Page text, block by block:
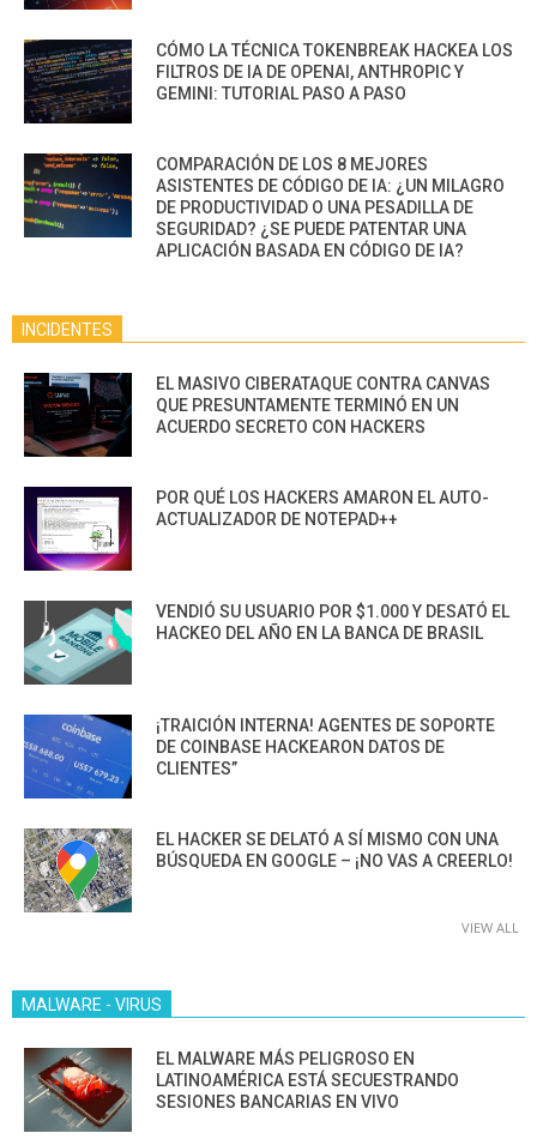
CÓMO LA TÉCNICA TOKENBREAK HACKEA LOS
FILTROS DE IA DE OPENAI, ANTHROPIC Y
GEMINI: TUTORIAL PASO A PASO
COMPARACIÓN DE LOS 8 MEJORES
ASISTENTES DE CÓDIGO DE IA: ¿UN MILAGRO
DE PRODUCTIVIDAD O UNA PESADILLA DE
SEGURIDAD? ¿SE PUEDE PATENTAR UNA
APLICACIÓN BASADA EN CÓDIGO DE IA?
INCIDENTES
EL MASIVO CIBERATAQUE CONTRA CANVAS
QUE PRESUNTAMENTE TERMINÓ EN UN
ACUERDO SECRETO CON HACKERS
POR QUÉ LOS HACKERS AMARON EL AUTO-
ACTUALIZADOR DE NOTEPAD++
VENDIÓ SU USUARIO POR $1.000 Y DESATÓ EL
HACKEO DEL AÑO EN LA BANCA DE BRASIL
¡TRAICIÓN INTERNA! AGENTES DE SOPORTE
DE COINBASE HACKEARON DATOS DE
CLIENTES”
EL HACKER SE DELATÓ A SÍ MISMO CON UNA
BÚSQUEDA EN GOOGLE – ¡NO VAS A CREERLO!
VIEW ALL
MALWARE - VIRUS
EL MALWARE MÁS PELIGROSO EN
LATINOAMÉRICA ESTÁ SECUESTRANDO
SESIONES BANCARIAS EN VIVO